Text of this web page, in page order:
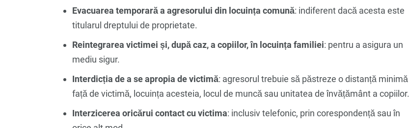
Evacuarea temporară a agresorului din locuința comună: indiferent dacă acesta este
titularul dreptului de proprietate.
Reintegrarea victimei și, după caz, a copiilor, în locuința familiei: pentru a asigura un
mediu sigur.
Interdicția de a se apropia de victimă: agresorul trebuie să păstreze o distanță minimă
față de victimă, locuința acesteia, locul de muncă sau unitatea de învățământ a copiilor.
Interzicerea oricărui contact cu victima: inclusiv telefonic, prin corespondență sau în